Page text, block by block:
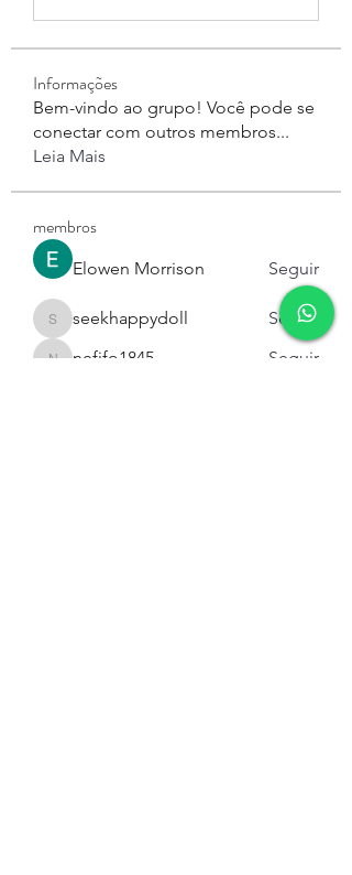
Informações
Bem-vindo ao grupo! Você pode se
conectar com outros membros...
Leia Mais
membros
Elowen Morrison Seguir
seekhappydoll
seekhappydoll Seguir
nefifo1845 Seguir